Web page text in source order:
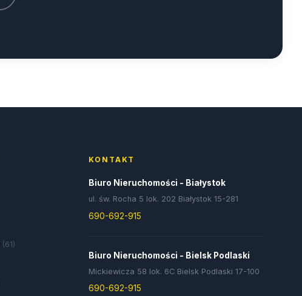
(61)
KONTAKT
Biuro Nieruchomości - Białystok
ul. św. Rocha 5 lok. 202 Białystok 15-281
690-692-915
Biuro Nieruchomości - Bielsk Podlaski
Mickiewicza 58 lok. 6C Bielsk Podlaski 17-100
690-692-915